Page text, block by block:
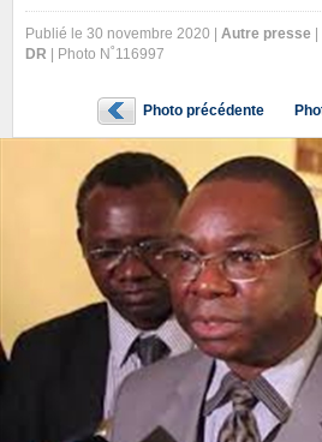
Publié le 30 novembre 2020 | Autre presse
DR | Photo N˚116997
Photo précédente